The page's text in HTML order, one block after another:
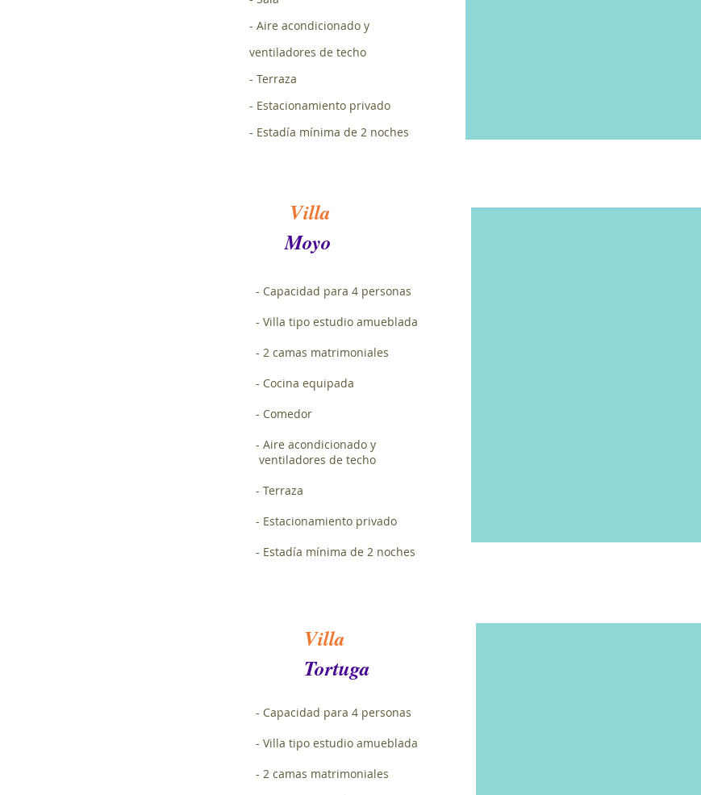
- Aire acondicionado y
ventiladores de techo
- Terraza
- Estacionamiento privado
- Estadía mínima de 2 noches
Villa
Moyo
- Capacidad para 4 personas
- Villa tipo estudio amueblada
- 2 camas matrimoniales
- Cocina equipada
- Comedor
- Aire acondicionado y
ventiladores de techo
- Terraza
- Estacionamiento privado
- Estadía mínima de 2 noches
Villa
Tortuga
- Capacidad para 4 personas
- Villa tipo estudio amueblada
- 2 camas matrimoniales